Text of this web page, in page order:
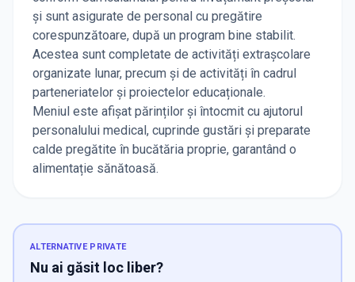
și sunt asigurate de personal cu pregătire
corespunzătoare, după un program bine stabilit.
Acestea sunt completate de activități extrașcolare
organizate lunar, precum și de activități în cadrul
parteneriatelor și proiectelor educaționale.
Meniul este afișat părinților și întocmit cu ajutorul
personalului medical, cuprinde gustări și preparate
calde pregătite în bucătăria proprie, garantând o
alimentație sănătoasă.
ALTERNATIVE PRIVATE
Nu ai găsit loc liber?